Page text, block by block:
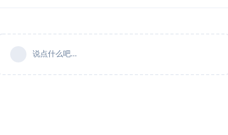
说点什么吧...